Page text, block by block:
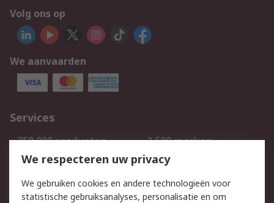
Volg ons op
We aanvaarden
Services
750.000 producten
2.500 merken
Bestellen
Inkoopoplossingen
Track & Trace
We respecteren uw privacy
We gebruiken cookies en andere technologieën voor
statistische gebruiksanalyses, personalisatie en om